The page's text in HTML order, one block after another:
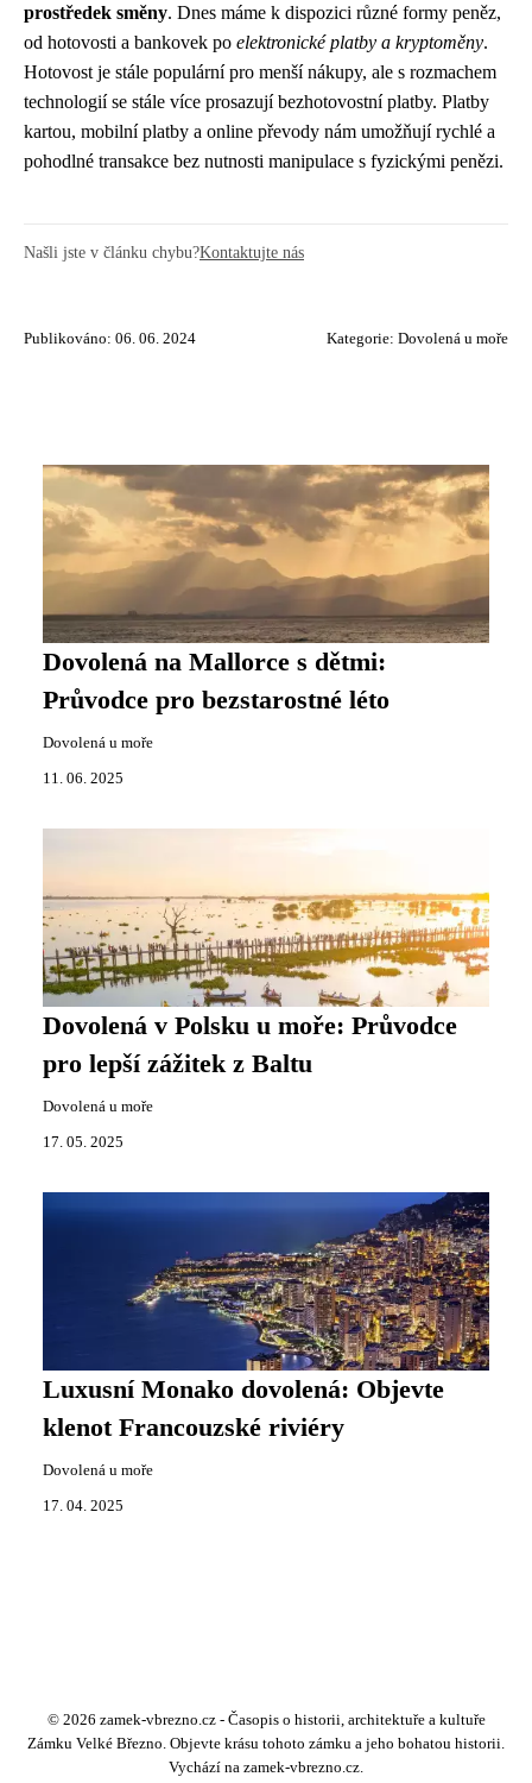
prostředek směny. Dnes máme k dispozici různé formy peněz,
od hotovosti a bankovek po elektronické platby a kryptoměny.
Hotovost je stále populární pro menší nákupy, ale s rozmachem
technologií se stále více prosazují bezhotovostní platby. Platby
kartou, mobilní platby a online převody nám umožňují rychlé a
pohodlné transakce bez nutnosti manipulace s fyzickými penězi.
Našli jste v článku chybu?Kontaktujte nás
Publikováno: 06. 06. 2024 Kategorie: Dovolená u moře
Dovolená na Mallorce s dětmi:
Průvodce pro bezstarostné léto
Dovolená u moře
11. 06. 2025
Dovolená v Polsku u moře: Průvodce
pro lepší zážitek z Baltu
Dovolená u moře
17. 05. 2025
Luxusní Monako dovolená: Objevte
klenot Francouzské riviéry
Dovolená u moře
17. 04. 2025
© 2026 zamek-vbrezno.cz - Časopis o historii, architektuře a kultuře
Zámku Velké Březno. Objevte krásu tohoto zámku a jeho bohatou historii.
Vychází na zamek-vbrezno.cz.